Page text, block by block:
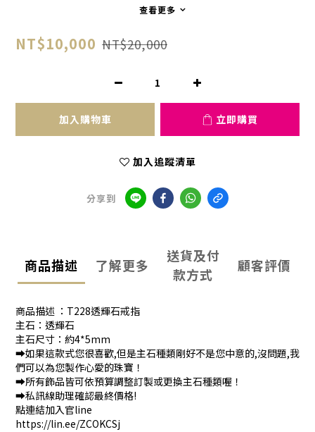
查看更多
NT$10,000 NT$20,000
加入購物車 立即購買
加入追蹤清單
分享到
商品描述 了解更多
送貨及付
款方式
顧客評價
商品描述 ：T228透輝石戒指
主石：透輝石
主石尺寸：約4*5mm
➡️如果這款式您很喜歡,但是主石種類剛好不是您中意的,沒問題,我
們可以為您製作心愛的珠寶！
➡️所有飾品皆可依預算調整訂製或更換主石種類喔！
➡️私訊線助理確認最終價格!
點連結加入官line
https://lin.ee/ZCOKCSj